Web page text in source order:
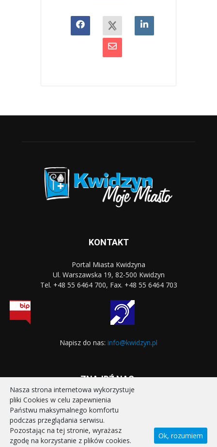
KONTAKT
Portal Miasta Kwidzyna
Ul. Warszawska 19, 82-500 Kwidzyn
Tel. +48 55 6464 700, Fax. +48 55 6464 703
Napisz do nas: info@kwidzyn.pl
ZNAJDŹ NAS:
STRONA GŁÓWNA REALIZOWANE PROJEKTY
Nasza strona internetowa wykorzystuje
pliki Cookies w celu zapewnienia
Państwu maksymalnego komfortu
podczas przeglądania serwisu.
Pozostając na tej stronie, wyrażasz
zgodę na korzystanie z plików cookies.
Ok, rozumiem